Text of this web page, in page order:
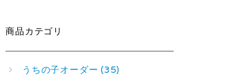
商品カテゴリ
うちの子オーダー (35)